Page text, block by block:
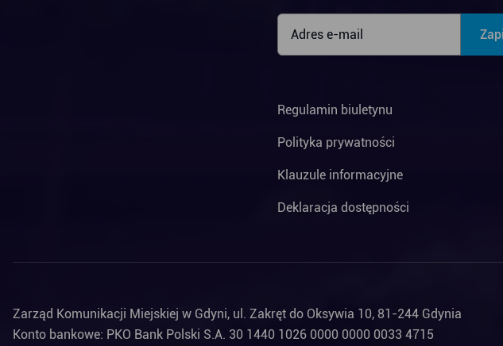
Regulamin biuletynu
Polityka prywatności
Klauzule informacyjne
Deklaracja dostępności
Zarząd Komunikacji Miejskiej w Gdyni, ul. Zakręt do Oksywia 10, 81-244 Gdynia
Konto bankowe: PKO Bank Polski S.A. 30 1440 1026 0000 0000 0033 4715